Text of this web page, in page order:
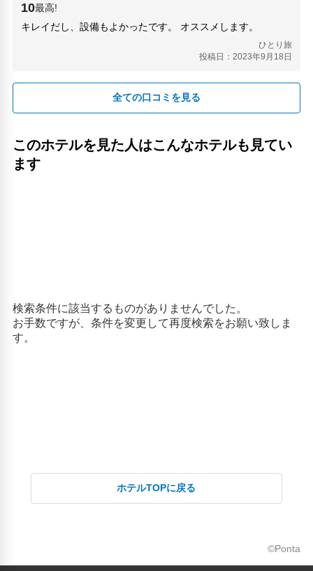
10最高!
キレイだし、設備もよかったです。 オススメします。
ひとり旅
投稿日：2023年9月18日
全ての口コミを見る
このホテルを見た人はこんなホテルも見てい
ます
ホテルTOPに戻る
©Ponta